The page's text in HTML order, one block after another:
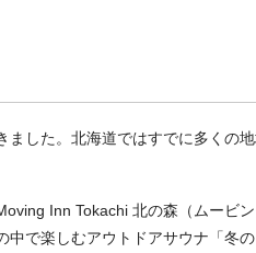
した。北海道ではすでに多くの
Inn Tokachi 北の森（ムービ
で楽しむアウトドアサウナ「冬